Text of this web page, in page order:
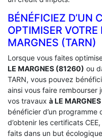
BÉNÉFICIEZ D’UN
OPTIMISER
MARGNES (TARN)
Lorsque vous faites
LE MARGNES (81260) ou
TARN, vous pouvez
ainsi vous faire rembourser
vos travaux à LE MARGNES
bénéficier d’un programme
d’obtenir les certificats
faits dans un but